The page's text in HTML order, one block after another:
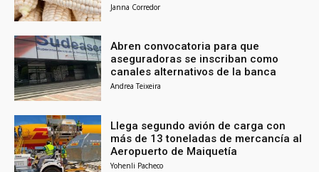
Janna Corredor
Abren convocatoria para que
aseguradoras se inscriban como
canales alternativos de la banca
Andrea Teixeira
Llega segundo avión de carga con
más de 13 toneladas de mercancía al
Aeropuerto de Maiquetía
Yohenli Pacheco